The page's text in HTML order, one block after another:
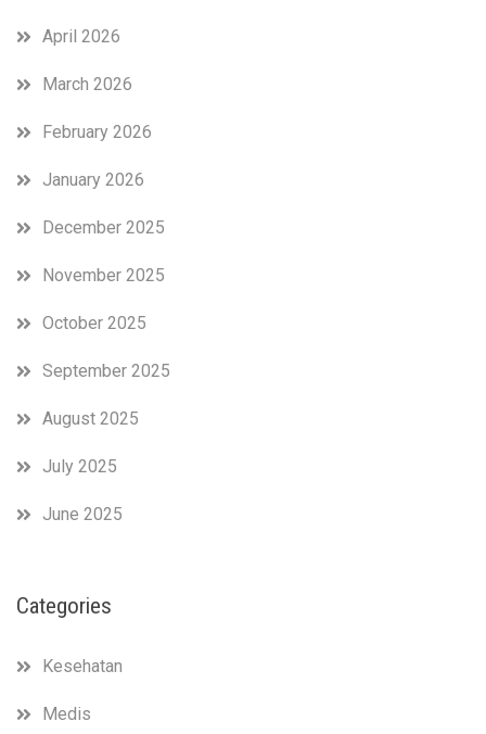
April 2026
March 2026
February 2026
January 2026
December 2025
November 2025
October 2025
September 2025
August 2025
July 2025
June 2025
Categories
Kesehatan
Medis